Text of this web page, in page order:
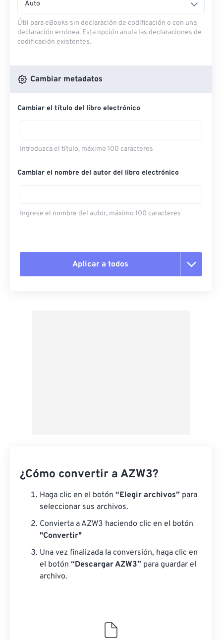
Auto
Útil para eBooks sin declaración de codificación o con una
declaración errónea. Esta opción anula las declaraciones de
codificación existentes.
Cambiar metadatos
Cambiar el título del libro electrónico
Introduzca el título, máximo 100 caracteres
Cambiar el nombre del autor del libro electrónico
Ingrese el nombre del autor, máximo 100 caracteres
Aplicar a todos
¿Cómo convertir a AZW3?
Haga clic en el botón “Elegir archivos” para
seleccionar sus archivos.
Convierta a AZW3 haciendo clic en el botón
"Convertir"
Una vez finalizada la conversión, haga clic en
el botón “Descargar AZW3” para guardar el
archivo.